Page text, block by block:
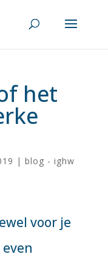
het
| blog - ighw
voor je